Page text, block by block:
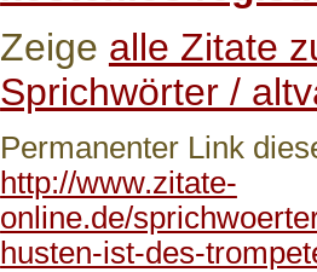
Zeige alle Zitate
Sprichwörter /
Permanenter Link
http://www.zitate-
online.de/
husten-ist-des-